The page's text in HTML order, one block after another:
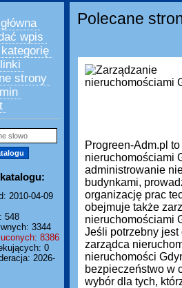
wpis
strony
2010-04-09
548
3344
8386
0
2026-
Polecane
Progreen-Adm.pl
nieruchomościami
administrowanie
budynkami,
organizację prac
obejmuje także
nieruchomościami
Jeśli potrzebny
zarządca
nieruchomości
bezpieczeństwo w
wybór dla tych,